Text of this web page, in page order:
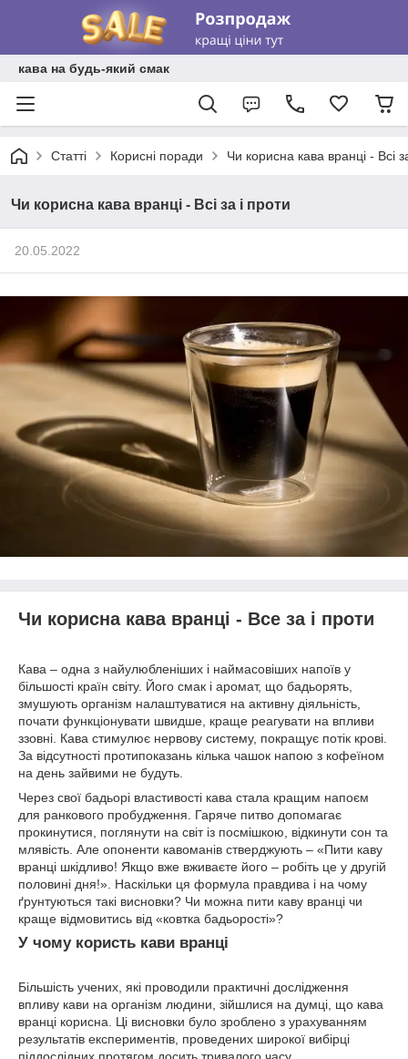
кава на будь-який смак
Статті Корисні поради Чи корисна кава вранці - Всі
Чи корисна кава вранці - Всі за і проти
20.05.2022
Чи корисна кава вранці - Все за і проти
Кава – одна з найулюбленіших і наймасовіших напоїв у
більшості країн світу. Його смак і аромат, що бадьорять,
змушують організм налаштуватися на активну діяльність,
почати функціонувати швидше, краще реагувати на впливи
ззовні. Кава стимулює нервову систему, покращує потік крові.
За відсутності протипоказань кілька чашок напою з кофеїном
на день зайвими не будуть.
Через свої бадьорі властивості кава стала кращим напоєм
для ранкового пробудження. Гаряче питво допомагає
прокинутися, поглянути на світ із посмішкою, відкинути сон та
млявість. Але опоненти кавоманів стверджують – «Пити каву
вранці шкідливо! Якщо вже вживаєте його – робіть це у другій
половині дня!». Наскільки ця формула правдива і на чому
ґрунтуються такі висновки? Чи можна пити каву вранці чи
краще відмовитись від «ковтка бадьорості»?
У чому користь кави вранці
Більшість учених, які проводили практичні дослідження
впливу кави на організм людини, зійшлися на думці, що кава
вранці корисна. Ці висновки було зроблено з урахуванням
результатів експериментів, проведених широкої вибірці